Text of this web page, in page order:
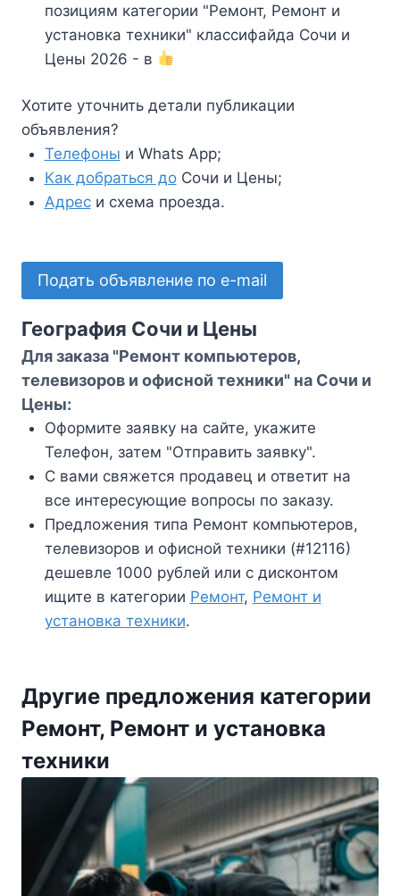
позициям категории "Ремонт, Ремонт и
установка техники" классифайда Сочи и
Цены 2026 - в
Хотите уточнить детали публикации
объявления?
Телефоны и Whats App;
Как добраться доСочи и Цены;
Адреси схема проезда.
Подать объявление по e-mail
География Сочи и Цены
Для заказа "Ремонт компьютеров,
телевизоров и офисной техники" на Сочи и
Цены:
Оформите заявку на сайте, укажите
Телефон, затем "Отправить заявку".
С вами свяжется продавец и ответит на
все интересующие вопросы по заказу.
Предложения типа Ремонт компьютеров,
телевизоров и офисной техники (#12116)
дешевле 1000 рублей или с дисконтом
ищите в категории Ремонт, Ремонт и
установка техники.
Другие предложения категории
Ремонт, Ремонт и установка
техники